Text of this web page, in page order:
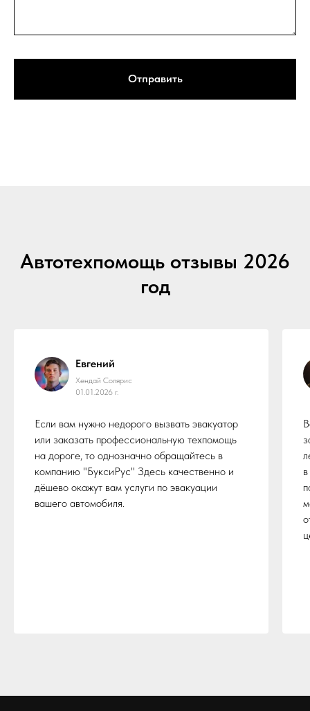
Отправить
Автотехпомощь отзывы 2026
год
Евгений
Хендай Солярис
01.01.2026 г.
Если вам нужно недорого вызвать эвакуатор
или заказать профессиональную техпомощь
на дороге, то однозначно обращайтесь в
компанию "БуксиРус" Здесь качественно и
дёшево окажут вам услуги по эвакуации
вашего автомобиля.